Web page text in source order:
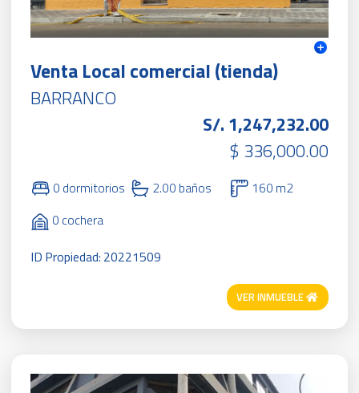
Venta Local comercial (tienda)
BARRANCO
S/. 1,247,232.00
$ 336,000.00
0 dormitorios 2.00 baños
160 m2
0 cochera
ID Propiedad: 20221509
VER INMUEBLE